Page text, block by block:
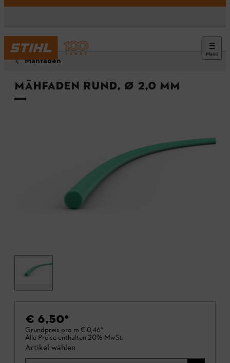
Menü
Mähfäden
Mähfaden rund, Ø 2,0 mm
€ 6,50*
Grundpreis pro m € 0,46*
Alle Preise enthalten 20% MwSt.
Artikel wählen